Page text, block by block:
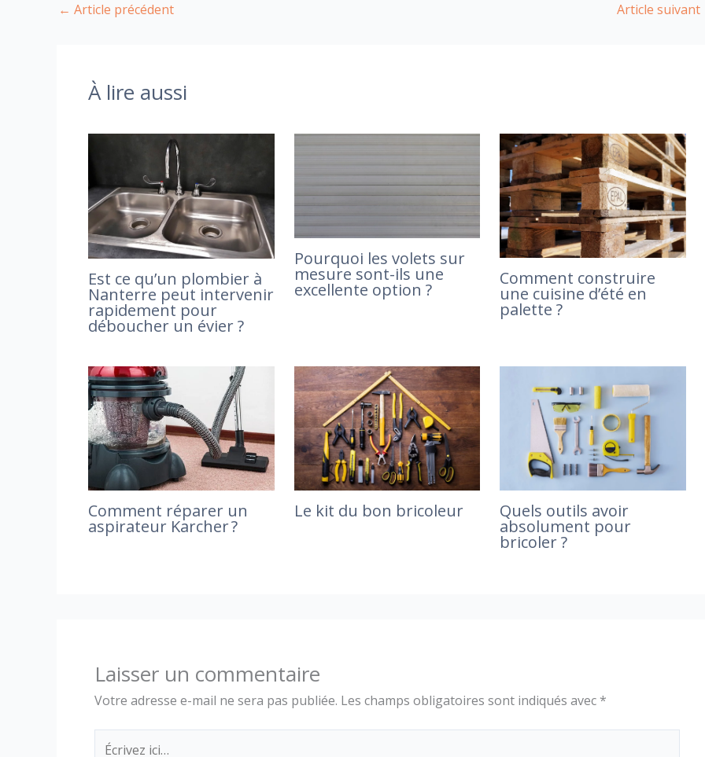
← Article précédent Article suivant
À lire aussi
Est ce qu’un plombier à
Nanterre peut intervenir
rapidement pour
déboucher un évier ?
Pourquoi les volets sur
mesure sont-ils une
excellente option ?
Comment construire
une cuisine d’été en
palette ?
Comment réparer un
aspirateur Karcher ?
Le kit du bon bricoleur Quels outils avoir
absolument pour
bricoler ?
Laisser un commentaire
Votre adresse e-mail ne sera pas publiée. Les champs obligatoires sont indiqués avec *
Écrivez